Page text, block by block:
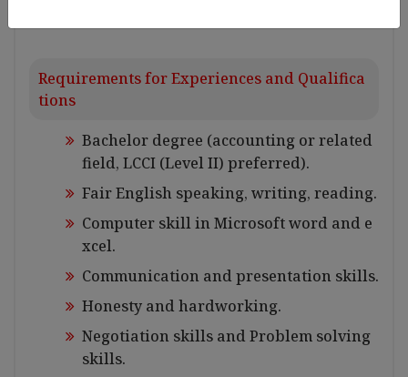
Requirements for Experiences and Qualifica
tions
Bachelor degree (accounting or related
field, LCCI (Level II) preferred).
Fair English speaking, writing, reading.
Computer skill in Microsoft word and e
xcel.
Communication and presentation skills.
Honesty and hardworking.
Negotiation skills and Problem solving
skills.